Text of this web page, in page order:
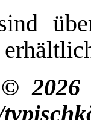
2026